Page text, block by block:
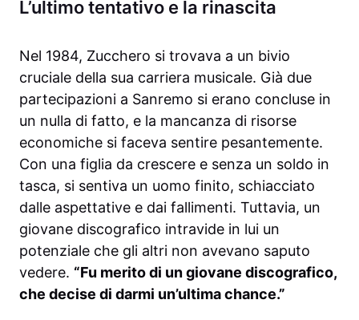
L’ultimo tentativo e la rinascita
Nel 1984, Zucchero si trovava a un bivio
cruciale della sua carriera musicale. Già due
partecipazioni a Sanremo si erano concluse in
un nulla di fatto, e la mancanza di risorse
economiche si faceva sentire pesantemente.
Con una figlia da crescere e senza un soldo in
tasca, si sentiva un uomo finito, schiacciato
dalle aspettative e dai fallimenti. Tuttavia, un
giovane discografico intravide in lui un
potenziale che gli altri non avevano saputo
vedere. “Fu merito di un giovane discografico,
che decise di darmi un’ultima chance.”